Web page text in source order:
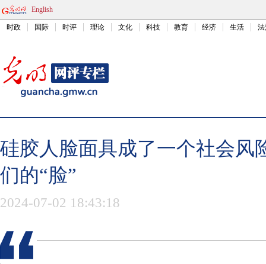
English
时政 国际 时评 理论 文化 科技 教育 经济 生活
硅胶人脸面具成了一个社会风
们的“脸”
2024-07-02 18:43:18